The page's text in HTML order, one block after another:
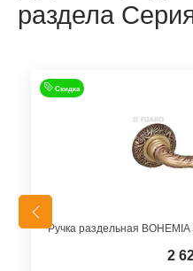
раздела
Скидка
Ручка раздельная
2